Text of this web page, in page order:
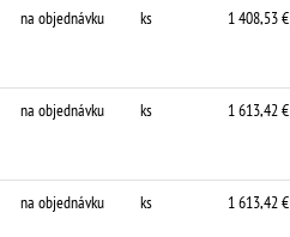
na objednávku ks 1 408,53 €
na objednávku ks 1 613,42 €
na objednávku ks 1 613,42 €